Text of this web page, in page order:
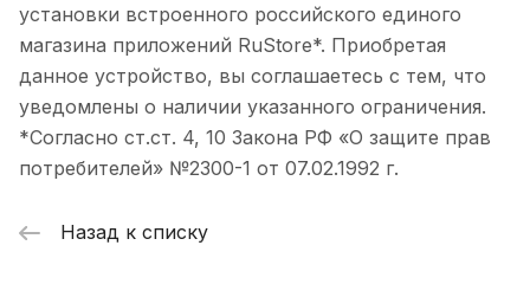
установки встроенного российского единого
магазина приложений RuStore*. Приобретая
данное устройство, вы соглашаетесь с тем, что
уведомлены о наличии указанного ограничения.
*Согласно ст.ст. 4, 10 Закона РФ «О защите прав
потребителей» №2300-1 от 07.02.1992 г.
Назад к списку